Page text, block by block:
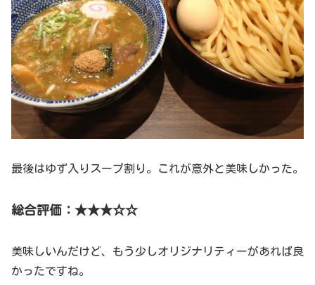
最後はゆず入りスープ割り。これが意外と美味しかった。
総合評価：★★★☆☆
美味しいんだけど、もう少しオリジナリティーがあれば良
かったですね。